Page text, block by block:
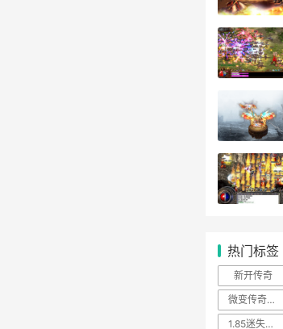
热门标签
新开传奇
微变传奇新开网站
1.85迷失传奇